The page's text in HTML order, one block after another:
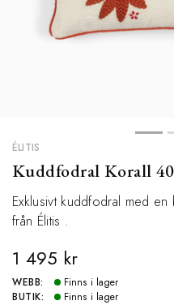
ÉLITIS
Kuddfodral Korall
Exklusivt kuddfodral med
från Élitis .
1 495 kr
WEBB:
Finns i lager
BUTIK:
Finns i lager